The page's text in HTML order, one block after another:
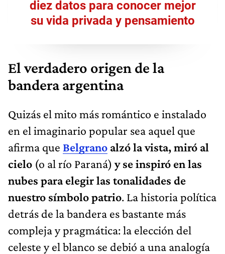
diez datos para conocer mejor
su vida privada y pensamiento
El verdadero origen de la
bandera argentina
Quizás el mito más romántico e instalado
en el imaginario popular sea aquel que
afirma que Belgrano alzó la vista, miró al
cielo (o al río Paraná)y se inspiró en las
nubes para elegir las tonalidades de
nuestro símbolo patrio. La historia política
detrás de la bandera es bastante más
compleja y pragmática: la elección del
celeste y el blanco se debió a una analogía